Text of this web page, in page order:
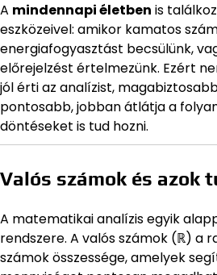
A mindennapi életben is
eszközeivel: amikor kamatos
energiafogyasztást becsülünk,
előrejelzést értelmezünk. Ezért
jól érti az analízist,
pontosabb, jobban átlátja a
döntéseket is tud hozni.
Valós számok és azok
A matematikai analízis egyik
rendszere. A valós számok (ℝ) a
számok összessége, amelyek